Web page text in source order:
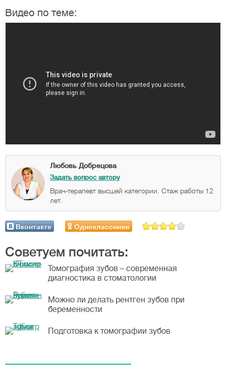
Видео по теме:
Любовь Добрецова
Задать вопрос автору
Врач-терапевт высшей категории. Стаж работы 12
лет.
Вконтакте Одноклассники
Советуем почитать:
Томография зубов – современная
диагностика в стоматологии
Можно ли делать рентген зубов при
беременности
Подготовка к томографии зубов